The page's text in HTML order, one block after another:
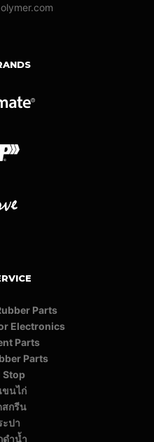
Parts
Electronics
Parts
Parts
Stop
ขนไก่
สกรีน
ะปา
ดำน้ำ